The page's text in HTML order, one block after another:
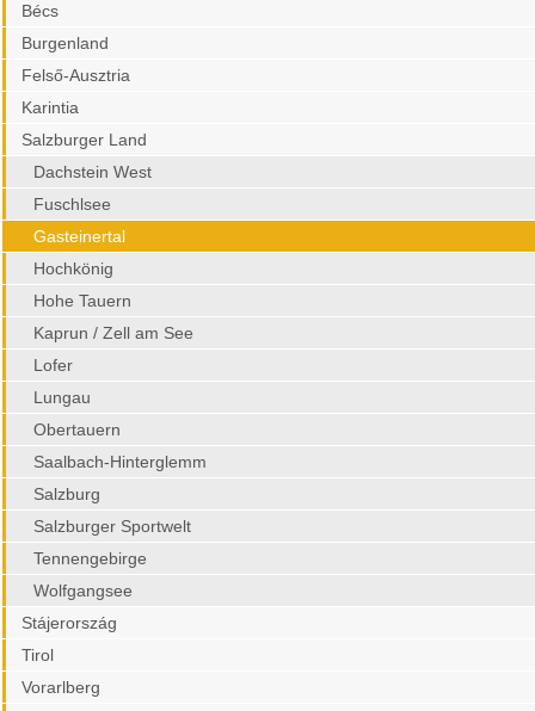
Bécs
Burgenland
Felső-Ausztria
Karintia
Salzburger Land
Dachstein West
Fuschlsee
Gasteinertal
Hochkönig
Hohe Tauern
Kaprun / Zell am See
Lofer
Lungau
Obertauern
Saalbach-Hinterglemm
Salzburg
Salzburger Sportwelt
Tennengebirge
Wolfgangsee
Stájerország
Tirol
Vorarlberg